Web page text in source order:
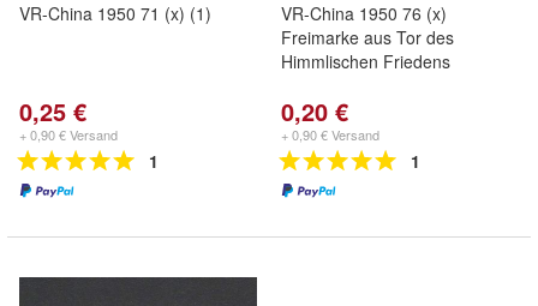
VR-China 1950 71 (x) (1)
0,25 €
+ 0,90 € Versand
1
VR-China 1950 76 (x)
Freimarke aus Tor des
Himmlischen Friedens
0,20 €
+ 0,90 € Versand
1